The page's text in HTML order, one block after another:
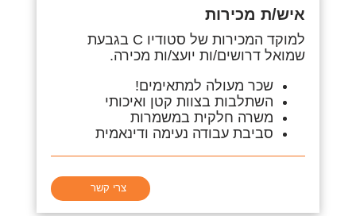
איש/ת מכירות
למוקד המכירות של סטודיו C בגבעת
שמואל דרושים/ות יועצ/ות מכירה.
שכר מעולה למתאימים!
השתלבות בצוות קטן ואיכותי
משרה חלקית במשמרות
סביבת עבודה נעימה ודינאמית
צרי קשר